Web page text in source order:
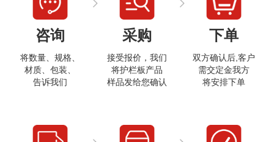
咨询
将数量、规格、
材质、包装、
告诉我们
采购
接受报价，我们
将护栏板产品
样品发给您确认
下单
双方确认后,客户
需交定金我方
将安排下单